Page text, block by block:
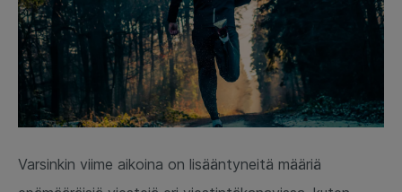
Varsinkin viime aikoina on lisääntyneitä määriä